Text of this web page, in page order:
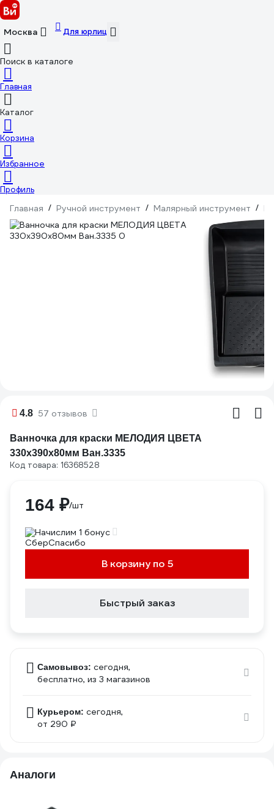
Москва Для юрлиц
Поиск в каталоге
Главная
Каталог
Корзина
Избранное
Профиль
Главная / Ручной инструмент / Малярный инструмент /
4.8 57 отзывов
Ванночка для краски МЕЛОДИЯ ЦВЕТА
330х390х80мм Ван.3335
Код товара: 16368528
164 ₽/шт
Начислим 1 бонус
В корзину по 5
Быстрый заказ
Самовывоз: сегодня,
бесплатно, из 3 магазинов
Курьером: сегодня,
от 290 ₽
Аналоги